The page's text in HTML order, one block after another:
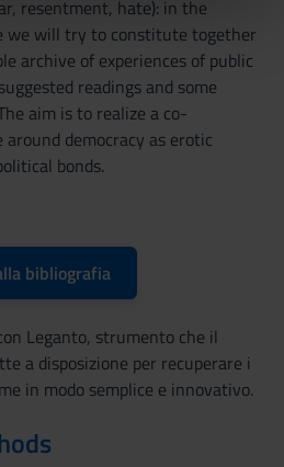
di analisi dei dati web,
i quali potrebbero combinarle
hai fornito loro o che hanno
loro servizi.
resentment, hate): in the
we will try to constitute together
archive of experiences of public
readings and some
aim is to realize a co-
democracy as erotic
bonds.
bibliografia
Leganto, strumento che il
a disposizione per recuperare i
in modo semplice e innovativo.